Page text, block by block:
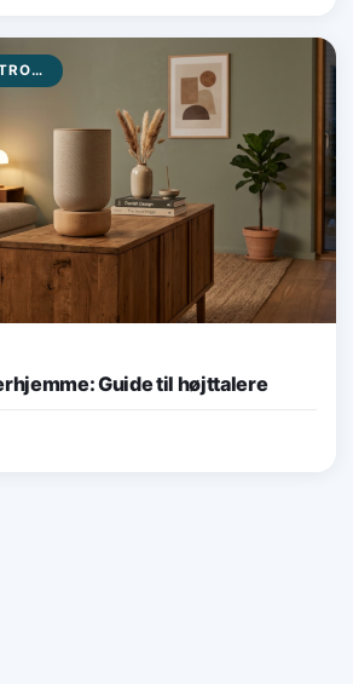
GADGETS & ELEKTRONIK
Guide til højttalere